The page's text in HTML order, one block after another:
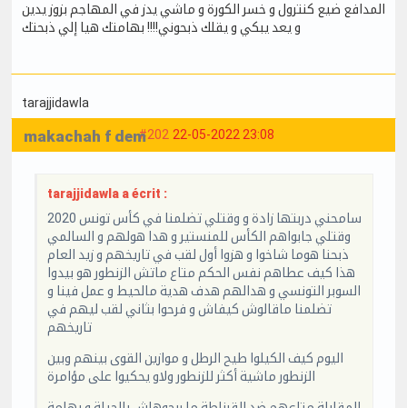
المدافع ضيع كنترول و خسر الكورة و ماشي يدز في المهاجم بزوز يدين
و يعد يبكي و يقلك ذبحوني!!!! بهامتك هيا إلي ذبحتك
tarajjidawla
#202 22-05-2022 23:08
makachah f dem
tarajjidawla a écrit :
سامحني دربتها زادة و وقتلي تضلمنا في كأس تونس 2020
وقتلي جابواهم الكأس للمنستير و هدا هولهم و السالمي
ذبحنا هوما شاخوا و هزوا أول لقب في تاريخهم و زيد العام
هذا كيف عطاهم نفس الحكم متاع ماتش الزنطور هو بيدوا
السوبر التونسي و هدالهم هدف هدية مالحيط و عمل فينا و
تضلمنا ماقالوش كيفاش و فرحوا بثاني لقب ليهم في
تاريخهم
اليوم كيف الكيلوا طيح الرطل و موازين القوى بينهم وبين
الزنطور ماشية أكثر للزنطور ولاو يحكيوا على مؤامرة